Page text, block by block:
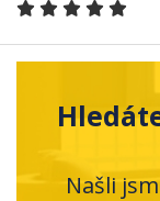
Našli